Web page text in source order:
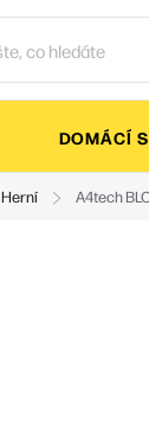
DOMÁCÍ
Herní A4tech